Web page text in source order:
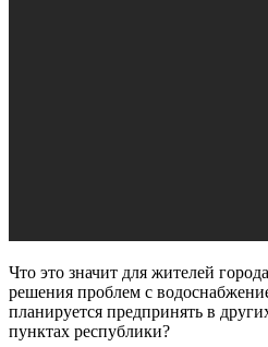
Что это значит для жителей
решения проблем с
планируется предпринять в
пунктах республики?